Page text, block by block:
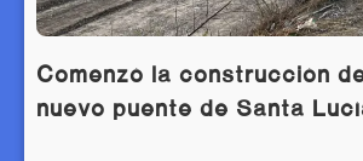
Comenzó la construcción
nuevo puente de Santa